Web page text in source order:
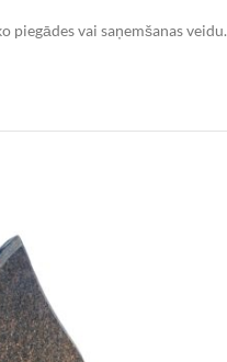
vai saņemšanas veidu.